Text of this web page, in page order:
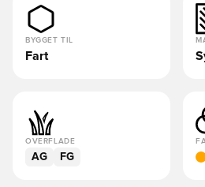
BYGGET TIL
Fart
OVERFLADE
AG FG